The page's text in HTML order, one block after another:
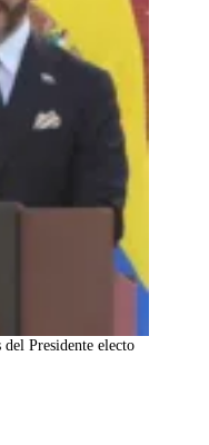
Presidente electo